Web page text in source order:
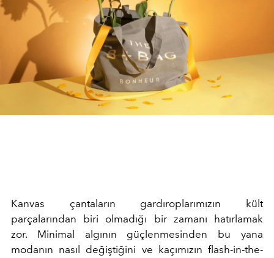
Kanvas çantaların gardıroplarımızın kült
parçalarından biri olmadığı bir zamanı hatırlamak
zor. Minimal algının güçlenmesinden bu yana
modanın nasıl değiştiğini ve kaçımızın flash-in-the-